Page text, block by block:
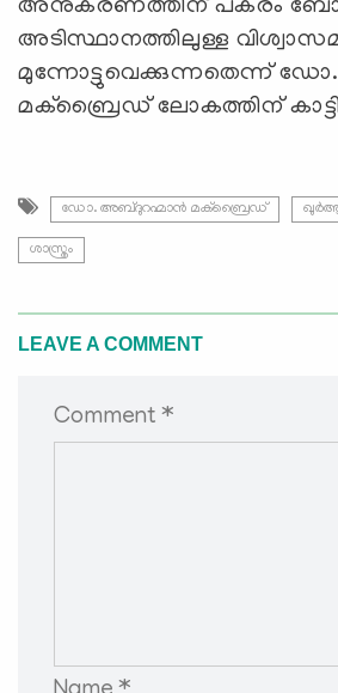
അനുകരണത്തിന് പകരം
അടിസ്ഥാനത്തിലുള്ള
മുന്നോട്ടുവെക്കുന്നതെന്ന്
മക്ബ്രൈഡ് ലോകത്തിന്
ഡോ. അബ്ദുറഹ്മാൻ മക്ബ്രൈഡ്
ശാസ്ത്രം
LEAVE A COMMENT
Comment *